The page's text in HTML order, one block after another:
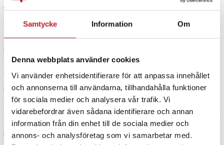
Samtycke Information Om
Denna webbplats använder cookies
Vi använder enhetsidentifierare för att anpassa innehållet
och annonserna till användarna, tillhandahålla funktioner
för sociala medier och analysera vår trafik. Vi
vidarebefordrar även sådana identifierare och annan
information från din enhet till de sociala medier och
annons- och analysföretag som vi samarbetar med.
Översatt från danska
3 år sedan
De bara jobbar
Översatt från danska • Visa original
3 år sedan
PL Petri Lehmonen